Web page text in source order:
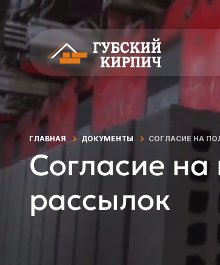
ГЛАВНАЯ ДОКУМЕНТЫ СОГЛАСИЕ НА
Согласие
рассылок